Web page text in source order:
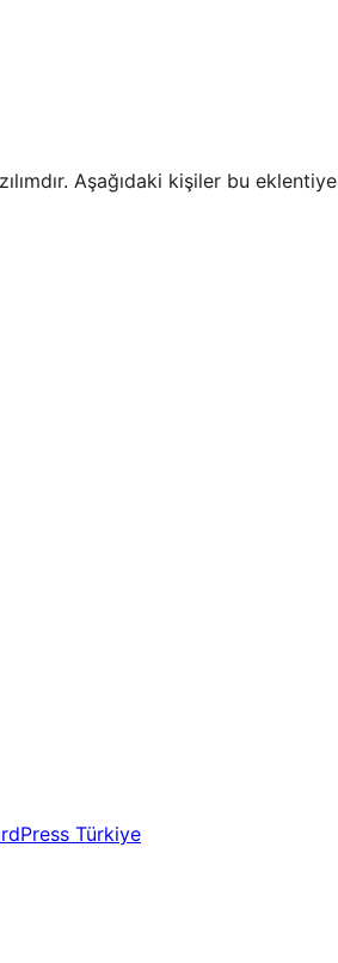
Aşağıdaki kişiler bu eklentiye
Türkiye